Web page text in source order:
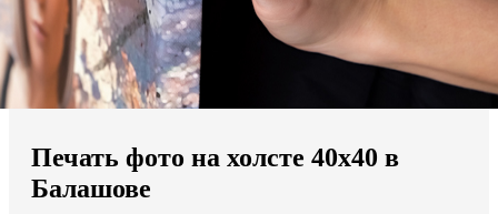
Мы доставляем по всему миру
Продолжить без города
Печать фото на холсте 40х40 в
Балашове